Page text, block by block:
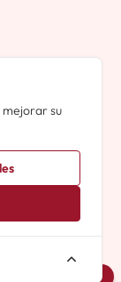
en 2026
mejorar su